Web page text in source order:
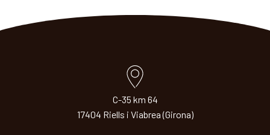
C-35 km 64
17404 Riells i Viabrea (Girona)